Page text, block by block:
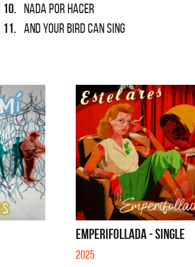
10. NADA POR HACER
11. AND YOUR BIRD CAN SING
EMPERIFOLLADA - SINGLE
2025